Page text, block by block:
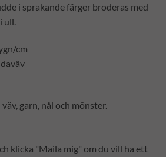
i sprakande färger broderas med
ull.
cm
garn, nål och mönster.
klicka "Maila mig" om du vill ha ett